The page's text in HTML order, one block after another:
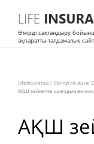
Өмірді сақтандыру
ақпаратты-талдамалық сайт
LifeInsurance / Солтүстік және
АҚШ зейнетке шығудың ең
АҚШ